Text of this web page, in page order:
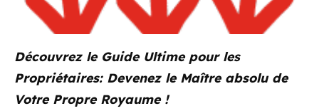
Découvrez le Guide Ultime pour les
Propriétaires: Devenez le Maître absolu de
Votre Propre Royaume !